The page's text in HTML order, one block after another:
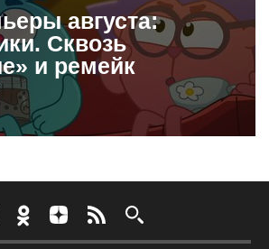
августа:
Сквозь
и ремейк